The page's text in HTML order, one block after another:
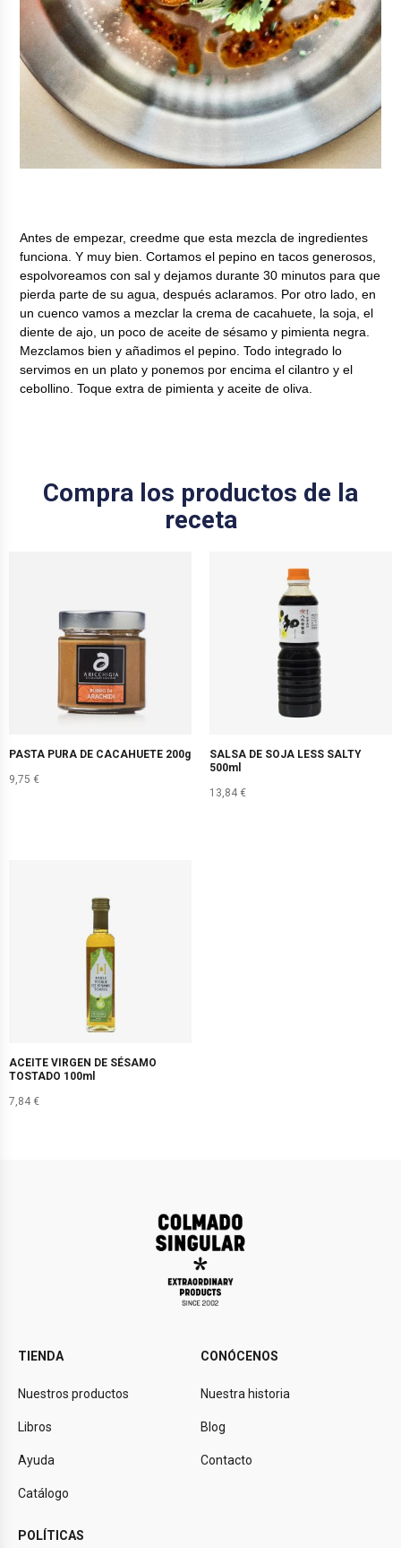
Antes de empezar, creedme que esta mezcla de ingredientes
funciona. Y muy bien. Cortamos el pepino en tacos generosos,
espolvoreamos con sal y dejamos durante 30 minutos para que
pierda parte de su agua, después aclaramos. Por otro lado, en
un cuenco vamos a mezclar la crema de cacahuete, la soja, el
diente de ajo, un poco de aceite de sésamo y pimienta negra.
Mezclamos bien y añadimos el pepino. Todo integrado lo
servimos en un plato y ponemos por encima el cilantro y el
cebollino. Toque extra de pimienta y aceite de oliva.
Compra los productos de la
receta
PASTA PURA DE CACAHUETE 200g
9,75 €
SALSA DE SOJA LESS SALTY
500ml
13,84 €
ACEITE VIRGEN DE SÉSAMO
TOSTADO 100ml
7,84 €
TIENDA
Nuestros productos
Libros
Ayuda
Catálogo
CONÓCENOS
Nuestra historia
Blog
Contacto
POLÍTICAS